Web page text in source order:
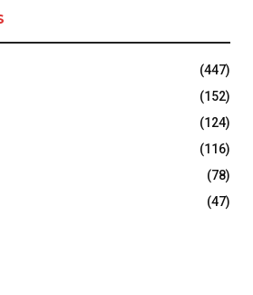
(447)
(152)
(124)
(116)
(78)
(47)